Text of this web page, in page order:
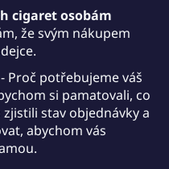
cigaret osobám
že svým nákupem
- Proč potřebujeme váš
si pamatovali, co
stav objednávky a
abychom vás
KIT POD SYSTEM
STARTER KIT
STARTER KIT